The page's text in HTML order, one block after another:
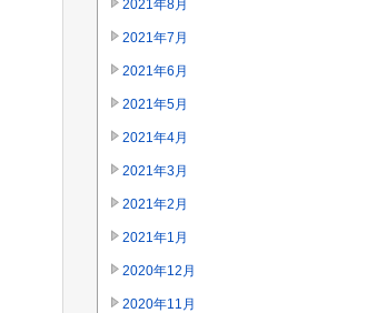
2021年8月
2021年7月
2021年6月
2021年5月
2021年4月
2021年3月
2021年2月
2021年1月
2020年12月
2020年11月